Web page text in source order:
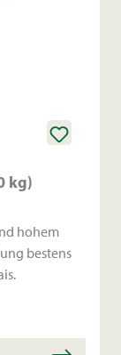
kg)
hohem
bestens